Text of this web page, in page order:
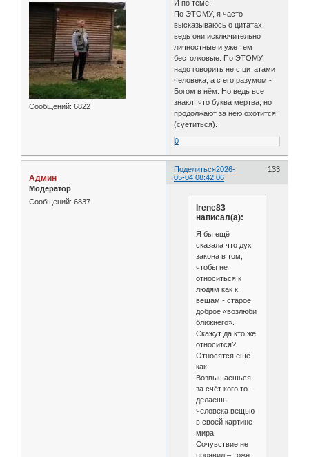
Сообщений: 6822
И по теме.
По ЭТОМУ, я часто
высказываюсь о цитатах,
ведь они исключительно
личностные и уже тем
бестолковые. По ЭТОМУ,
надо говорить не с цитатами
человека, а с его разумом -
Богом в нём. Но ведь все
знают, что буква мертва, но
продолжают за нею охотится!
(суетиться).
0
Поделиться 133
2026-
05-04 08:42:06
Админ
Модератор
Сообщений: 6837
Irene83
написал(а):
Я бы ещё
сказала что дух
закона в том,
чтобы не
относиться к
людям как к
вещам - старое
доброе «возлюби
ближнего».
Скажут да кто же
относится?
Относятся ещё
как.
Возвышаешься
за счёт кого то –
делаешь
человека вещью
в своей картине
мира.
Сочувствие не
проявил – тоже